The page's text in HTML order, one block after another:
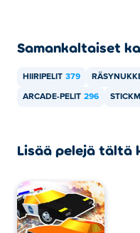
Zeepkist: Crash 2D:tä
Samankaltaiset
HIIRIPELIT 379
ARCADE-PELIT 296
Lisää pelejä